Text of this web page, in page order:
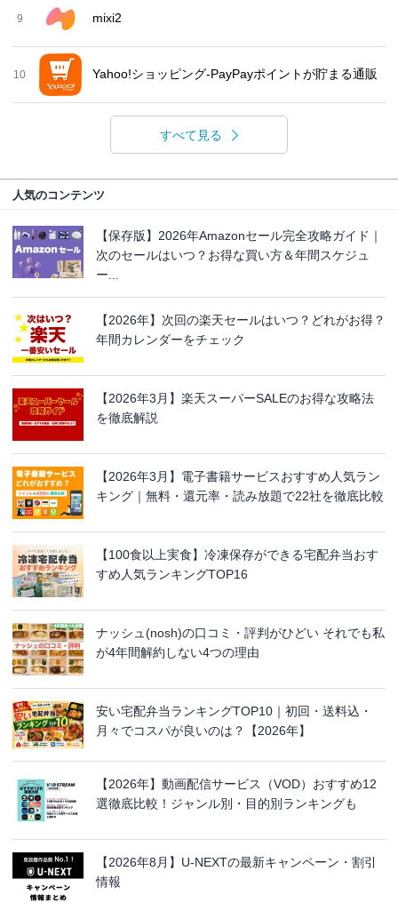
9 mixi2
10 Yahoo!ショッピング-PayPayポイントが貯まる通販
すべて見る
人気のコンテンツ
【保存版】2026年Amazonセール完全攻略ガイド｜
次のセールはいつ？お得な買い方＆年間スケジュ
ー...
【2026年】次回の楽天セールはいつ？どれがお得？
年間カレンダーをチェック
【2026年3月】楽天スーパーSALEのお得な攻略法
を徹底解説
【2026年3月】電子書籍サービスおすすめ人気ラン
キング｜無料・還元率・読み放題で22社を徹底比較
【100食以上実食】冷凍保存ができる宅配弁当おす
すめ人気ランキングTOP16
ナッシュ(nosh)の口コミ・評判がひどい それでも私
が4年間解約しない4つの理由
安い宅配弁当ランキングTOP10｜初回・送料込・
月々でコスパが良いのは？【2026年】
【2026年】動画配信サービス（VOD）おすすめ12
選徹底比較！ジャンル別・目的別ランキングも
【2026年8月】U-NEXTの最新キャンペーン・割引
情報